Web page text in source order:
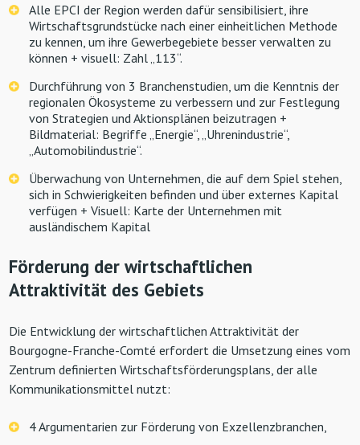
Alle EPCI der Region werden dafür sensibilisiert, ihre
Wirtschaftsgrundstücke nach einer einheitlichen Methode
zu kennen, um ihre Gewerbegebiete besser verwalten zu
können + visuell: Zahl „113“.
Durchführung von 3 Branchenstudien, um die Kenntnis der
regionalen Ökosysteme zu verbessern und zur Festlegung
von Strategien und Aktionsplänen beizutragen +
Bildmaterial: Begriffe „Energie“, „Uhrenindustrie“,
„Automobilindustrie“.
Überwachung von Unternehmen, die auf dem Spiel stehen,
sich in Schwierigkeiten befinden und über externes Kapital
verfügen + Visuell: Karte der Unternehmen mit
ausländischem Kapital
Förderung der wirtschaftlichen
Attraktivität des Gebiets
Die Entwicklung der wirtschaftlichen Attraktivität der
Bourgogne-Franche-Comté erfordert die Umsetzung eines vom
Zentrum definierten Wirtschaftsförderungsplans, der alle
Kommunikationsmittel nutzt:
4 Argumentarien zur Förderung von Exzellenzbranchen,